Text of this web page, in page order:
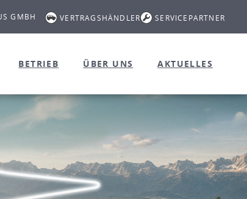
GMBH VERTRAGSHÄNDLER SERVICEPARTNER
BETRIEB ÜBER UNS AKTUELLES